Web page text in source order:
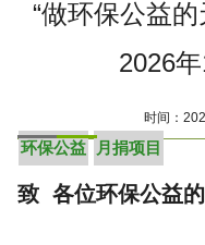
“做环保公益
2026
环保公益 月捐项目
时间：
致 各位环保公益